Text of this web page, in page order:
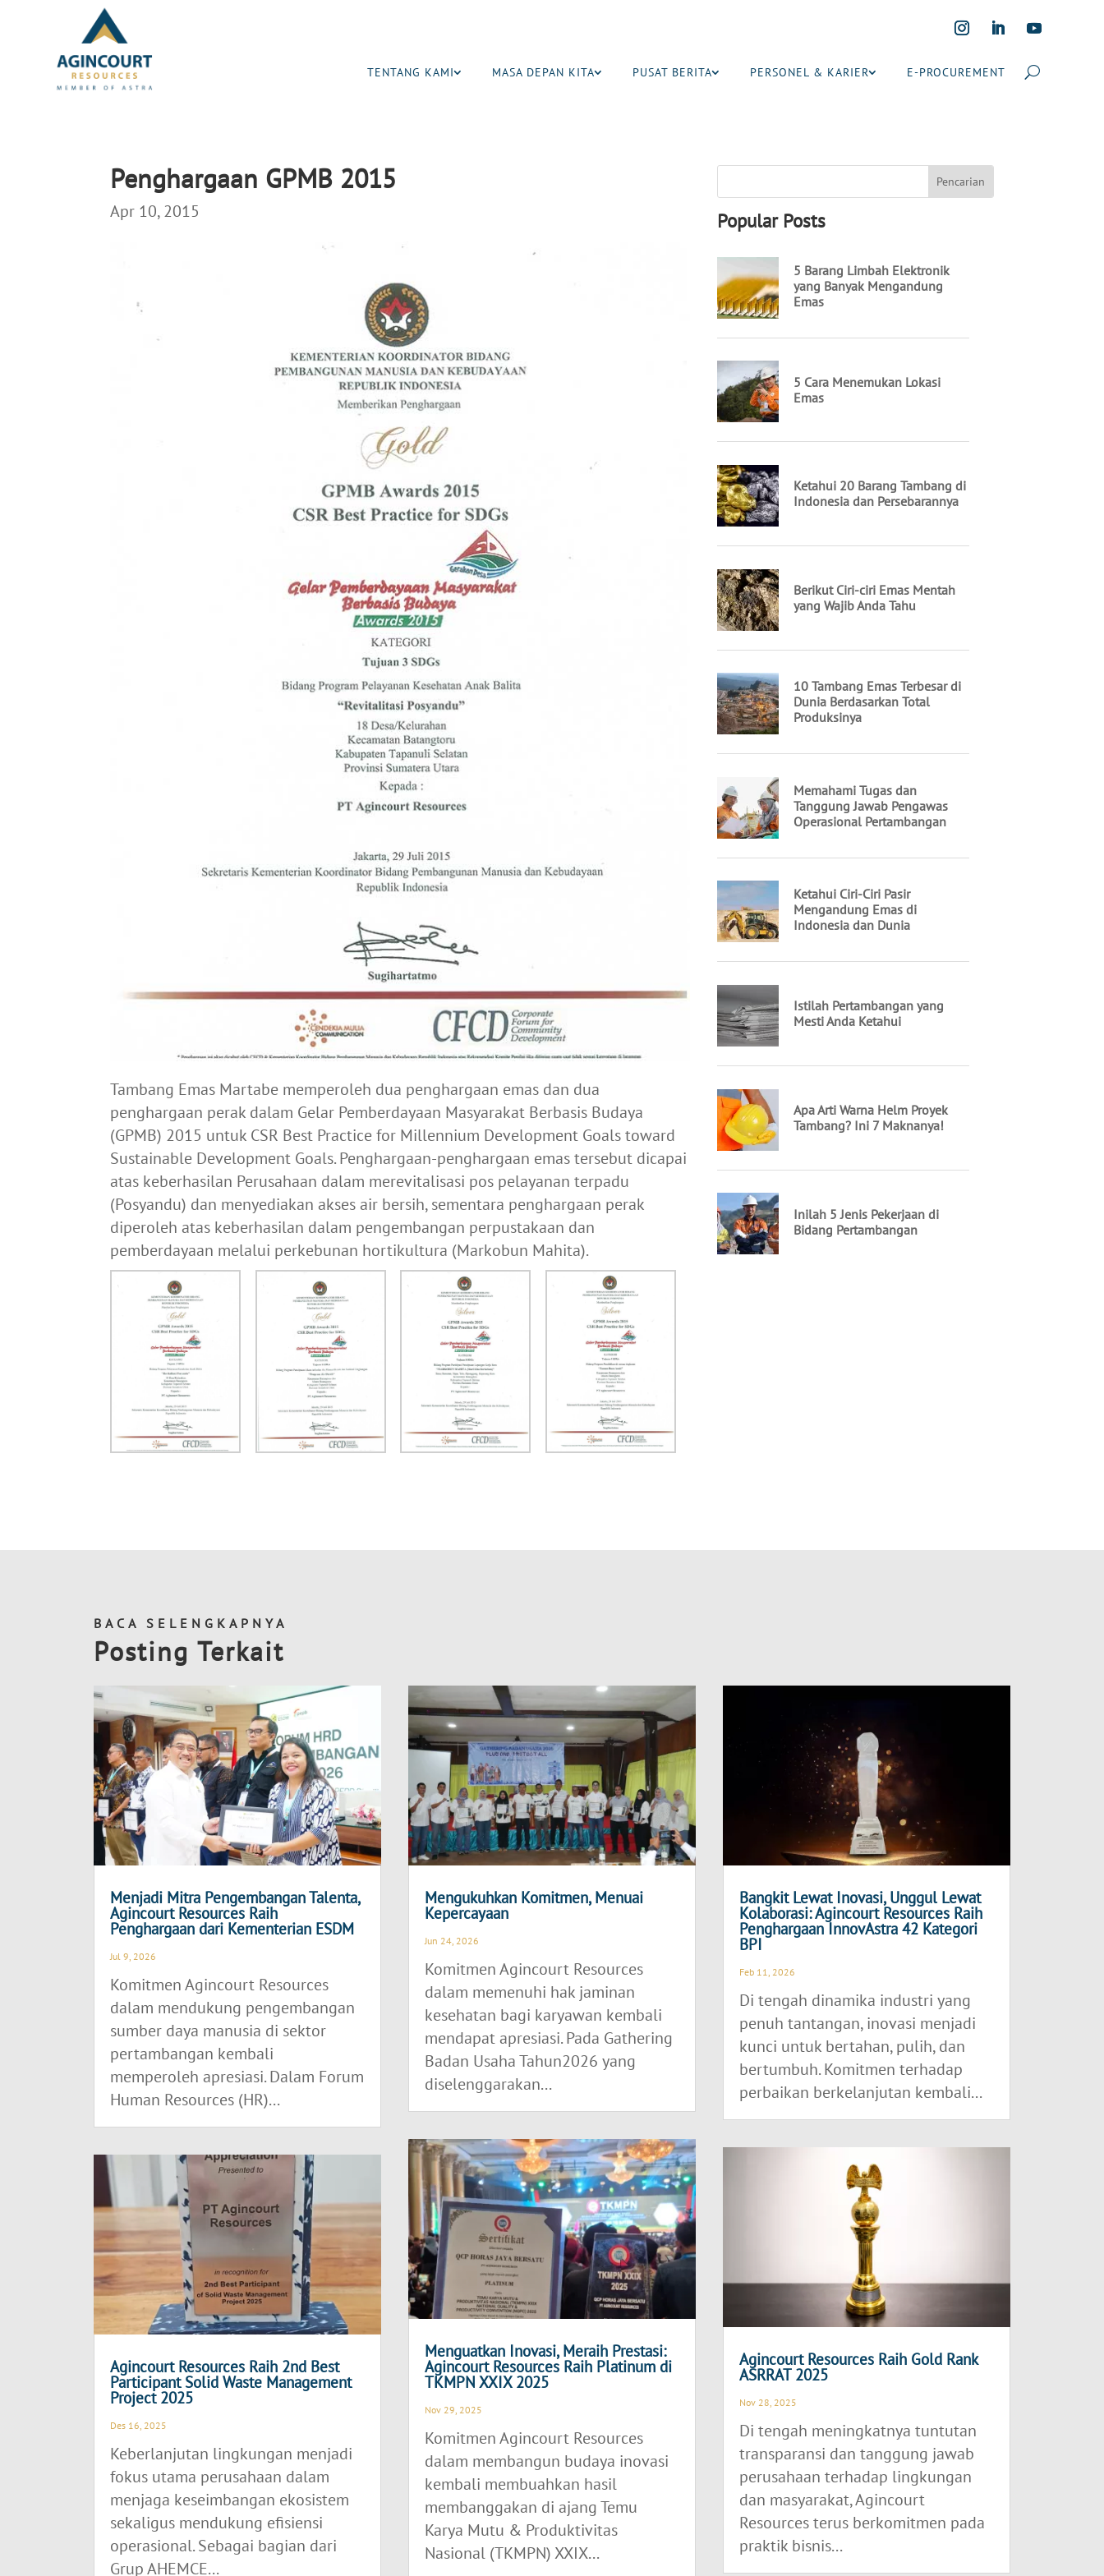
TENTANG KAMI MASA DEPAN KITA PUSAT BERITA PERSONEL & KARIER E-PROCUREMENT
Penghargaan GPMB 2015
Apr 10, 2015
Tambang Emas Martabe memperoleh dua penghargaan emas dan dua
penghargaan perak dalam Gelar Pemberdayaan Masyarakat Berbasis Budaya
(GPMB) 2015 untuk CSR Best Practice for Millennium Development Goals toward
Sustainable Development Goals. Penghargaan-penghargaan emas tersebut dicapai
atas keberhasilan Perusahaan dalam merevitalisasi pos pelayanan terpadu
(Posyandu) dan menyediakan akses air bersih, sementara penghargaan perak
diperoleh atas keberhasilan dalam pengembangan perpustakaan dan
pemberdayaan melalui perkebunan hortikultura (Markobun Mahita).
Popular Posts
BACA SELENGKAPNYA
Posting Terkait
Menjadi Mitra Pengembangan Talenta,
Agincourt Resources Raih
Penghargaan dari Kementerian ESDM
Jul 9, 2026
Komitmen Agincourt Resources
dalam mendukung pengembangan
sumber daya manusia di sektor
pertambangan kembali
memperoleh apresiasi. Dalam Forum
Human Resources (HR)...
Agincourt Resources Raih 2nd Best
Participant Solid Waste Management
Project 2025
Des 16, 2025
Keberlanjutan lingkungan menjadi
fokus utama perusahaan dalam
menjaga keseimbangan ekosistem
sekaligus mendukung efisiensi
operasional. Sebagai bagian dari
Grup AHEMCE...
Mengukuhkan Komitmen, Menuai
Kepercayaan
Jun 24, 2026
Komitmen Agincourt Resources
dalam memenuhi hak jaminan
kesehatan bagi karyawan kembali
mendapat apresiasi. Pada Gathering
Badan Usaha Tahun2026 yang
diselenggarakan...
Menguatkan Inovasi, Meraih Prestasi:
Agincourt Resources Raih Platinum di
TKMPN XXIX 2025
Nov 29, 2025
Komitmen Agincourt Resources
dalam membangun budaya inovasi
kembali membuahkan hasil
membanggakan di ajang Temu
Karya Mutu & Produktivitas
Nasional (TKMPN) XXIX...
Bangkit Lewat Inovasi, Unggul Lewat
Kolaborasi: Agincourt Resources Raih
Penghargaan InnovAstra 42 Kategori
BPI
Feb 11, 2026
Di tengah dinamika industri yang
penuh tantangan, inovasi menjadi
kunci untuk bertahan, pulih, dan
bertumbuh. Komitmen terhadap
perbaikan berkelanjutan kembali...
Agincourt Resources Raih Gold Rank
ASRRAT 2025
Nov 28, 2025
Di tengah meningkatnya tuntutan
transparansi dan tanggung jawab
perusahaan terhadap lingkungan
dan masyarakat, Agincourt
Resources terus berkomitmen pada
praktik bisnis...